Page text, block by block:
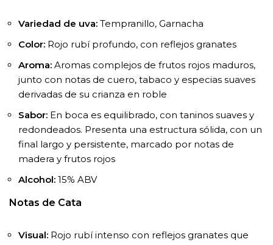
Variedad de uva: Tempranillo, Garnacha
Color: Rojo rubí profundo, con reflejos granates
Aroma: Aromas complejos de frutos rojos maduros,
junto con notas de cuero, tabaco y especias suaves
derivadas de su crianza en roble
Sabor: En boca es equilibrado, con taninos suaves y
redondeados. Presenta una estructura sólida, con un
final largo y persistente, marcado por notas de
madera y frutos rojos
Alcohol: 15% ABV
Notas de Cata
Visual: Rojo rubí intenso con reflejos granates que